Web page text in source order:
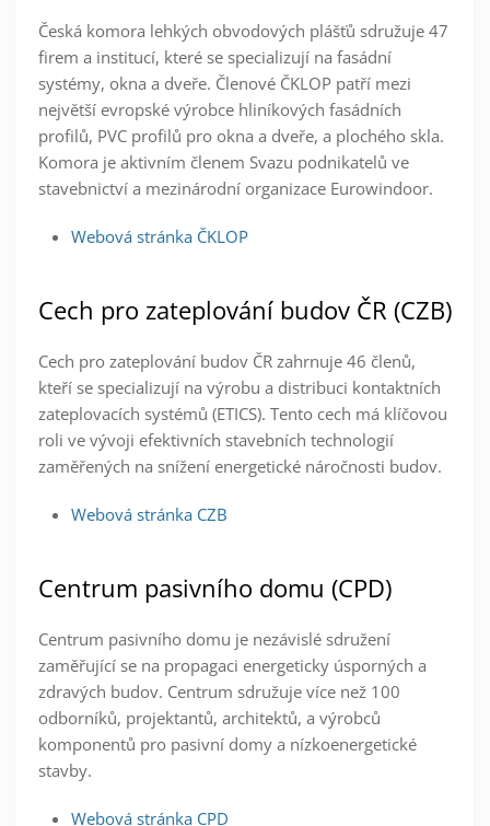
Česká komora lehkých obvodových plášťů sdružuje 47
firem a institucí, které se specializují na fasádní
systémy, okna a dveře. Členové ČKLOP patří mezi
největší evropské výrobce hliníkových fasádních
profilů, PVC profilů pro okna a dveře, a plochého skla.
Komora je aktivním členem Svazu podnikatelů ve
stavebnictví a mezinárodní organizace Eurowindoor.
Webová stránka ČKLOP
Cech pro zateplování budov ČR (CZB)
Cech pro zateplování budov ČR zahrnuje 46 členů,
kteří se specializují na výrobu a distribuci kontaktních
zateplovacích systémů (ETICS). Tento cech má klíčovou
roli ve vývoji efektivních stavebních technologií
zaměřených na snížení energetické náročnosti budov.
Webová stránka CZB
Centrum pasivního domu (CPD)
Centrum pasivního domu je nezávislé sdružení
zaměřující se na propagaci energeticky úsporných a
zdravých budov. Centrum sdružuje více než 100
odborníků, projektantů, architektů, a výrobců
komponentů pro pasivní domy a nízkoenergetické
stavby.
Webová stránka CPD